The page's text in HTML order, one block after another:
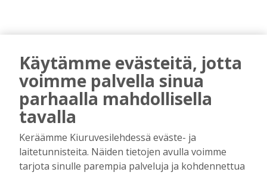
AIEMMIN AIHEESTA
Golftapahtuma tuotti jälleen komeasti
tukea Kiuruveden nuorille – palkittavat
julkaistaan loppuvuodesta
Tilaajille
Aku Laatikainen 7.8.2026 11:33
Käytämme evästeitä, jotta
voimme palvella sinua
parhaalla mahdollisella
tavalla
Keräämme Kiuruvesilehdessä eväste- ja
laitetunnisteita. Näiden tietojen avulla voimme
tarjota sinulle parempia palveluja ja kohdennettua